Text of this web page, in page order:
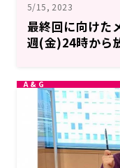
5/15, 2023
最終回に向けた
週(金)24時から